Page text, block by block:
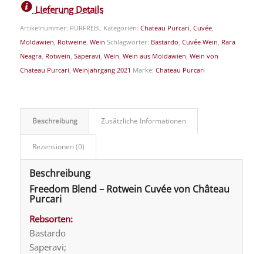
Lieferung Details
Artikelnummer: PURFREBL Kategorien: Chateau Purcari Cuvée,
Moldawien Rotweine, Wein Schlagwörter: Bastardo Cuvée Wein Rara
Neagra, Rotwein Saperavi Wein Wein aus Moldawien Wein von
Chateau Purcari Weinjahrgang 2021 Marke: Chateau Purcari
Beschreibung Zusätzliche Informationen
Rezensionen (0)
Beschreibung
Freedom Blend – Rotwein Cuvée von Château
Purcari
Rebsorten:
Bastardo
Saperavi;